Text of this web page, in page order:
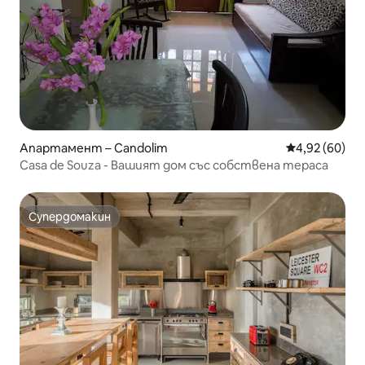
Апартамент – Candolim Средна
4,92 (60)
Casa de Souza - Вашият дом със собствена тераса
Супердомакин
Супердомакин